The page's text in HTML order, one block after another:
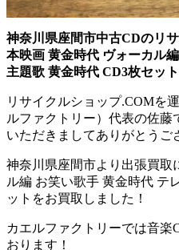
神奈川県座間市中古CDのリ
本映画 黄金時代 ヴォーカル
主題歌 黄金時代 CD3枚セッ
リサイクルショップ.COMを
ルファクトリー）代表の佐藤
いただきましてありがとうご
神奈川県座間市より出張買取
ル編 お笑い歌手 黄金時代 テ
ットをお買取しました！
カエルファクトリーでは音
おります！